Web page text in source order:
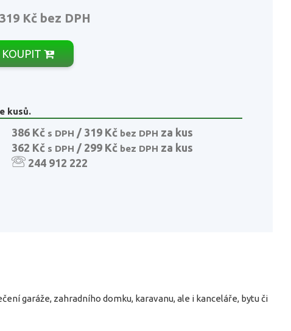
319 Kč bez DPH
KOUPIT
kusů.
386 Kčs DPH / 319 Kč bez DPH za kus
362 Kčs DPH / 299 Kč bez DPH za kus
244 912 222
garáže, zahradního domku, karavanu, ale i kanceláře, bytu či